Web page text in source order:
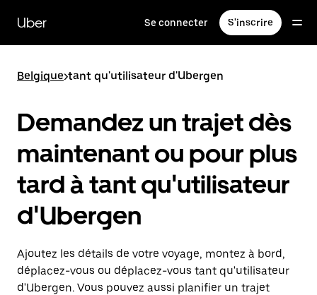
contenu
principal
Uber Se connecter S'inscrire
Belgique>tant qu'utilisateur d'Ubergen
Demandez un trajet dès
maintenant ou pour plus
tard à tant qu'utilisateur
d'Ubergen
Ajoutez les détails de votre voyage, montez à bord,
déplacez-vous ou déplacez-vous tant qu'utilisateur
d'Ubergen. Vous pouvez aussi planifier un trajet